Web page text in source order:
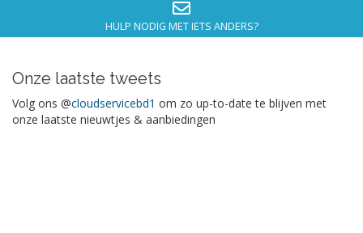
HULP NODIG MET IETS ANDERS?
Onze laatste tweets
Volg ons @cloudservicebd1 om zo up-to-date te blijven met
onze laatste nieuwtjes & aanbiedingen